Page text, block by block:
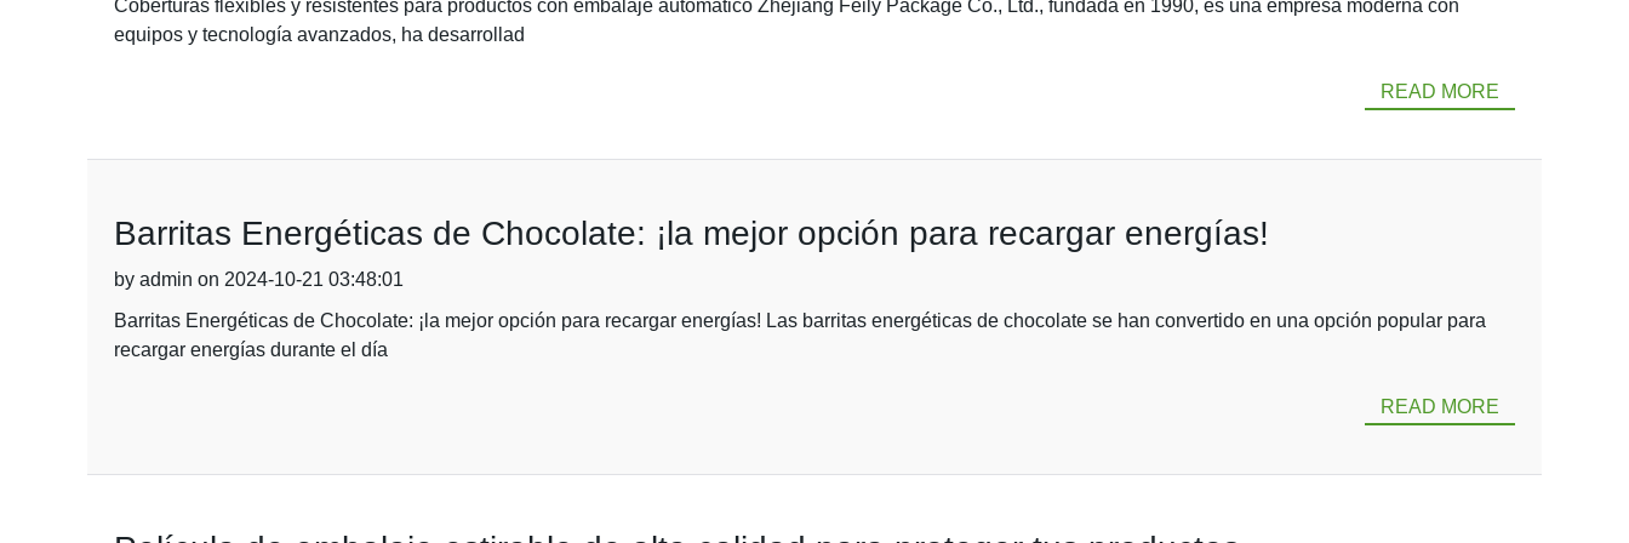
Coberturas flexibles y resistentes para productos con embalaje automático Zhejiang Feily Package Co., Ltd., fundada en 1990, es una empresa moderna con
equipos y tecnología avanzados, ha desarrollad
READ MORE
Barritas Energéticas de Chocolate: ¡la mejor opción para recargar energías!
by admin on 2024-10-21 03:48:01
Barritas Energéticas de Chocolate: ¡la mejor opción para recargar energías! Las barritas energéticas de chocolate se han convertido en una opción popular para
recargar energías durante el día
READ MORE